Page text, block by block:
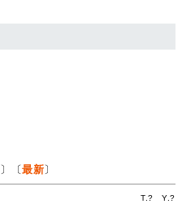
〕〔最新〕
T.? Y.?